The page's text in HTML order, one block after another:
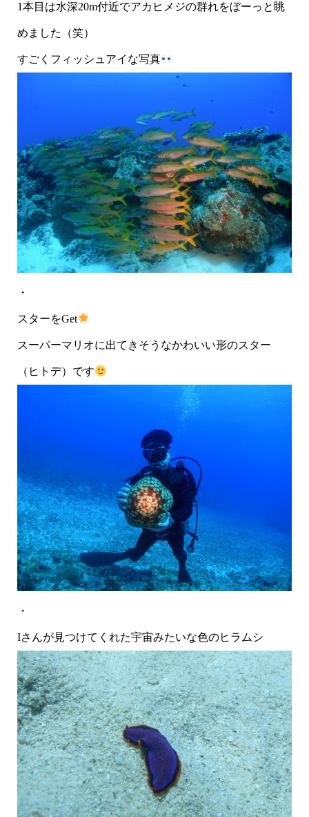
1本目は水深20m付近でアカヒメジの群れをぼーっと眺
めました（笑）
すごくフィッシュアイな写真
・
スターをGet
スーパーマリオに出てきそうなかわいい形のスター
（ヒトデ）です
・
Iさんが見つけてくれた宇宙みたいな色のヒラムシ